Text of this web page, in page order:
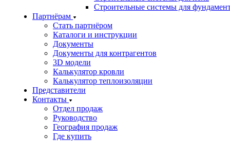
Строительные системы для
Партнёрам
Стать партнёром
Каталоги и инструкции
Документы
Документы для контрагентов
3D модели
Калькулятор кровли
Калькулятор теплоизоляции
Представители
Контакты
Отдел продаж
Руководство
География продаж
Где купить